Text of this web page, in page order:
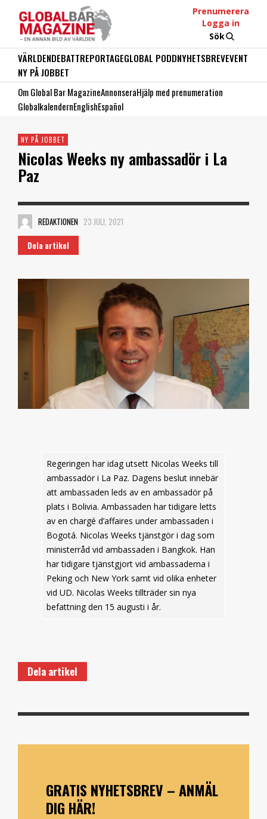
Prenumerera
Logga in
Sök
VÄRLDENDEBATTREPORTAGEGLOBAL PODDNYHETSBREVEVENT
NY PÅ JOBBET
Om Global Bar MagazineAnnonseraHjälp med prenumeration
GlobalkalendernEnglishEspañol
NY PÅ JOBBET
Nicolas Weeks ny ambassadör i La
Paz
REDAKTIONEN 23 JULI, 2021
Dela artikel
Regeringen har idag utsett Nicolas Weeks till
ambassadör i La Paz. Dagens beslut innebär
att ambassaden leds av en ambassadör på
plats i Bolivia. Ambassaden har tidigare letts
av en chargé d’affaires under ambassaden i
Bogotá. Nicolas Weeks tjänstgör i dag som
ministerråd vid ambassaden i Bangkok. Han
har tidigare tjänstgjort vid ambassaderna i
Peking och New York samt vid olika enheter
vid UD. Nicolas Weeks tillträder sin nya
befattning den 15 augusti i år.
Dela artikel
GRATIS NYHETSBREV – ANMÄL
DIG HÄR!